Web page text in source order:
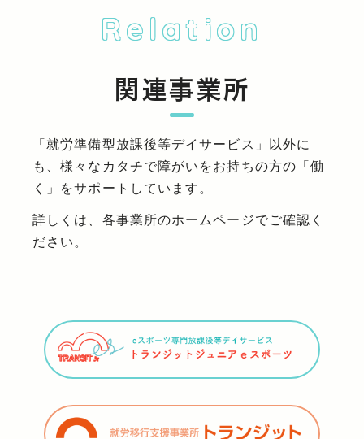
Relation
関連事業所
「就労準備型放課後等デイサービス」以外に
も、様々なカタチで障がいをお持ちの方の「働
く」をサポートしています。
詳しくは、各事業所のホームページでご確認く
ださい。